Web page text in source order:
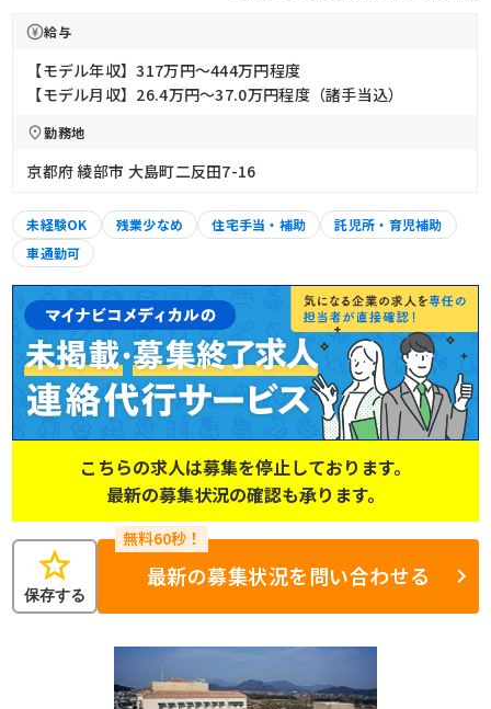
給与
【モデル年収】317万円〜444万円程度
【モデル月収】26.4万円〜37.0万円程度（諸手当込）
勤務地
京都府 綾部市 大島町二反田7-16
未経験OK 残業少なめ 住宅手当・補助
託児所・育児補助
車通勤可
こちらの求人は募集を停止しております。
最新の募集状況の確認も承ります。
star
保存する
最新の募集状況を問い合わせる